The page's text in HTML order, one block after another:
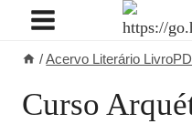
Pular
/Acervo Literário
Curso